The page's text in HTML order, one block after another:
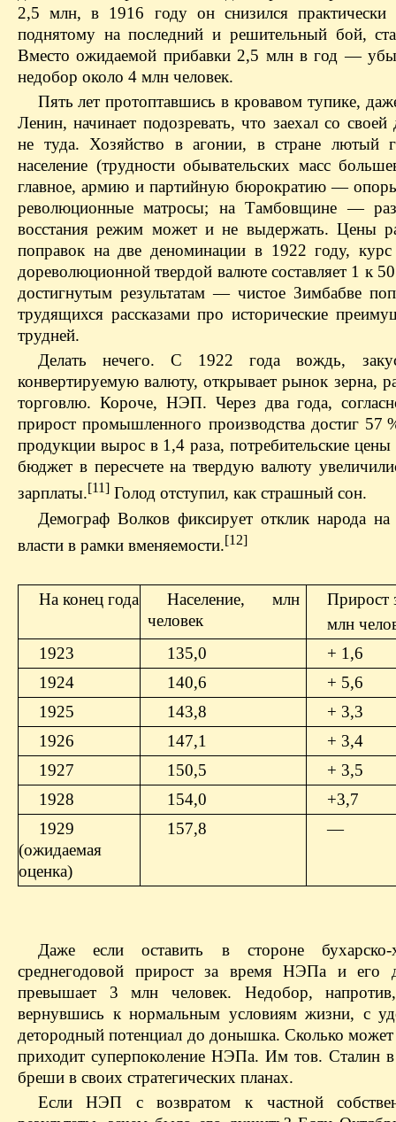
2,5 млн, в 1916 году он снизился
поднятому на последний и решительный бой,
Вместо ожидаемой прибавки 2,5 млн в год —
недобор около 4 млн человек.
Пять лет протоптавшись в кровавом тупике,
Ленин, начинает подозревать, что заехал со
не туда. Хозяйство в агонии, в стране лютый
население (трудности обывательских масс
главное, армию и партийную бюрократию —
революционные матросы; на Тамбовщине —
восстания режим может и не выдержать. Цены
поправок на две деноминации в 1922 году, курс
дореволюционной твердой валюте составляет 1 к
достигнутым результатам — чистое Зимбабве
трудящихся рассказами про исторические
трудней.
Делать нечего. С 1922 года вождь,
конвертируемую валюту, открывает рынок зерна,
торговлю. Короче, НЭП. Через два года,
прирост промышленного производства достиг 57
продукции вырос в 1,4 раза, потребительские
бюджет в пересчете на твердую валюту
зарплаты.[11] Голод отступил, как страшный сон.
Демограф Волков фиксирует отклик народа на
власти в рамки вменяемости.[12]
На конец года
Население, млн
человек
Прирост
млн
1923
135,0
+ 1,6
1924
140,6
+ 5,6
1925
143,8
+ 3,3
1926
147,1
+ 3,4
1927
150,5
+ 3,5
1928
154,0
+3,7
1929
(ожидаемая
оценка)
157,8 —
Даже если оставить в стороне
среднегодовой прирост за время НЭПа и его
превышает 3 млн человек. Недобор,
вернувшись к нормальным условиям жизни, с
детородный потенциал до донышка. Сколько может
приходит суперпоколение НЭПа. Им тов. Сталин
бреши в своих стратегических планах.
Если НЭП с возвратом к частной